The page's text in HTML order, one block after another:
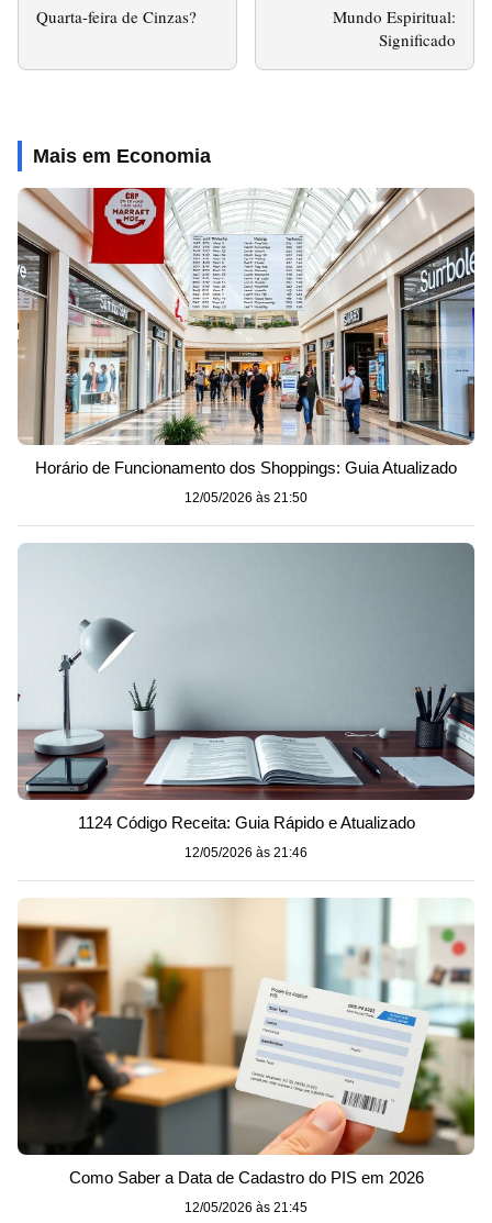
Quarta-feira de Cinzas?
Mundo Espiritual:
Significado
Mais em Economia
Horário de Funcionamento dos Shoppings: Guia Atualizado
12/05/2026 às 21:50
1124 Código Receita: Guia Rápido e Atualizado
12/05/2026 às 21:46
Como Saber a Data de Cadastro do PIS em 2026
12/05/2026 às 21:45